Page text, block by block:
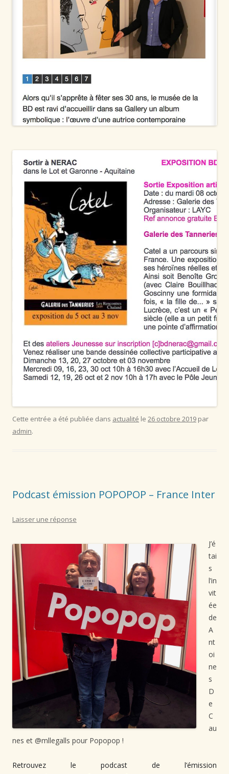
Cette entrée a été publiée dans actualité le 26 octobre 2019 par
admin.
Podcast émission POPOPOP – France Inter
Laisser une réponse
J’é
tai
s
l’in
vit
ée
de
A
nt
oi
ne
s
D
e
C
au
nes et @mllegalls pour Popopop !
Retrouvez le podcast de l’émission